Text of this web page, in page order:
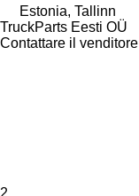
Estonia, Tallinn
TruckParts Eesti OÜ
Contattare il venditore
2